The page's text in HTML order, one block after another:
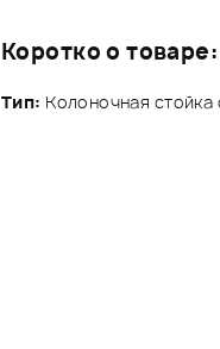
Коротко о товаре:
Тип: Колоночная стойка